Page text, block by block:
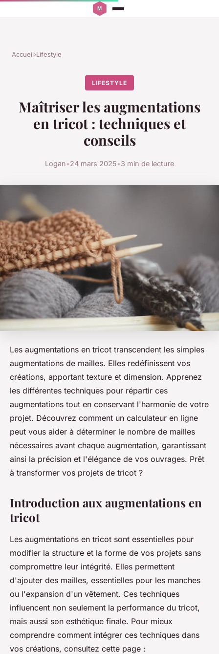
Accueil›Lifestyle
LIFESTYLE
Maîtriser les augmentations
en tricot : techniques et
conseils
Logan•24 mars 2025•3 min de lecture
Les augmentations en tricot transcendent les simples
augmentations de mailles. Elles redéfinissent vos
créations, apportant texture et dimension. Apprenez
les différentes techniques pour répartir ces
augmentations tout en conservant l'harmonie de votre
projet. Découvrez comment un calculateur en ligne
peut vous aider à déterminer le nombre de mailles
nécessaires avant chaque augmentation, garantissant
ainsi la précision et l'élégance de vos ouvrages. Prêt
à transformer vos projets de tricot ?
Introduction aux augmentations en
tricot
Les augmentations en tricot sont essentielles pour
modifier la structure et la forme de vos projets sans
compromettre leur intégrité. Elles permettent
d'ajouter des mailles, essentielles pour les manches
ou l'expansion d'un vêtement. Ces techniques
influencent non seulement la performance du tricot,
mais aussi son esthétique finale. Pour mieux
comprendre comment intégrer ces techniques dans
vos créations, consultez cette page :